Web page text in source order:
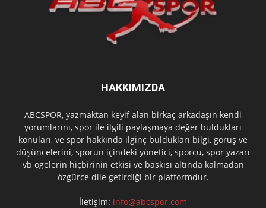
HAKKIMIZDA
ABCSPOR, yazmaktan keyif alan birkaç arkadaşın kendi
yorumlarını, spor ile ilgili paylaşmaya değer buldukları
konuları, ve spor hakkında ilginç buldukları bilgi, görüş ve
düşüncelerini, sporun içindeki yönetici, sporcu, spor yazarı
vb ögelerin hiçbirinin etkisi ve baskısı altında kalmadan
özgürce dile getirdiği bir platformdur.
İletişim: info@abcspor.com